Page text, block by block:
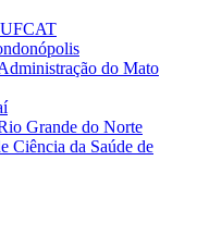
UFCAT
do Mato
Grande do Norte
Ciência da Saúde de